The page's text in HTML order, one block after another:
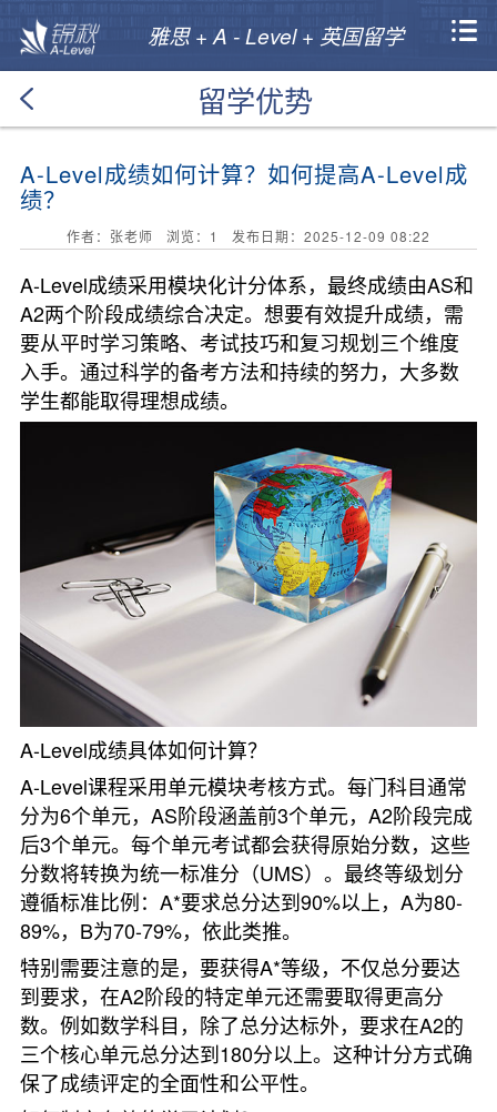
雅思 + A - Level + 英国留学
留学优势
A-Level成绩如何计算？如何提高A-Level成
绩？
作者：张老师 浏览： 1 发布日期：2025-12-09 08:22
A-Level成绩采用模块化计分体系，最终成绩由AS和
A2两个阶段成绩综合决定。想要有效提升成绩，需
要从平时学习策略、考试技巧和复习规划三个维度
入手。通过科学的备考方法和持续的努力，大多数
学生都能取得理想成绩。
A-Level成绩具体如何计算？
A-Level课程采用单元模块考核方式。每门科目通常
分为6个单元，AS阶段涵盖前3个单元，A2阶段完成
后3个单元。每个单元考试都会获得原始分数，这些
分数将转换为统一标准分（UMS）。最终等级划分
遵循标准比例：A*要求总分达到90%以上，A为80-
89%，B为70-79%，依此类推。
特别需要注意的是，要获得A*等级，不仅总分要达
到要求，在A2阶段的特定单元还需要取得更高分
数。例如数学科目，除了总分达标外，要求在A2的
三个核心单元总分达到180分以上。这种计分方式确
保了成绩评定的全面性和公平性。